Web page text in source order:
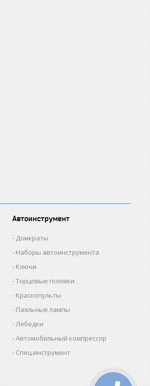
Автоинструмент
Домкраты
Наборы автоинструмента
Ключи
Торцовые головки
Краскопульты
Паяльные лампы
Лебедки
Автомобильный компрессор
Спец.инструмент